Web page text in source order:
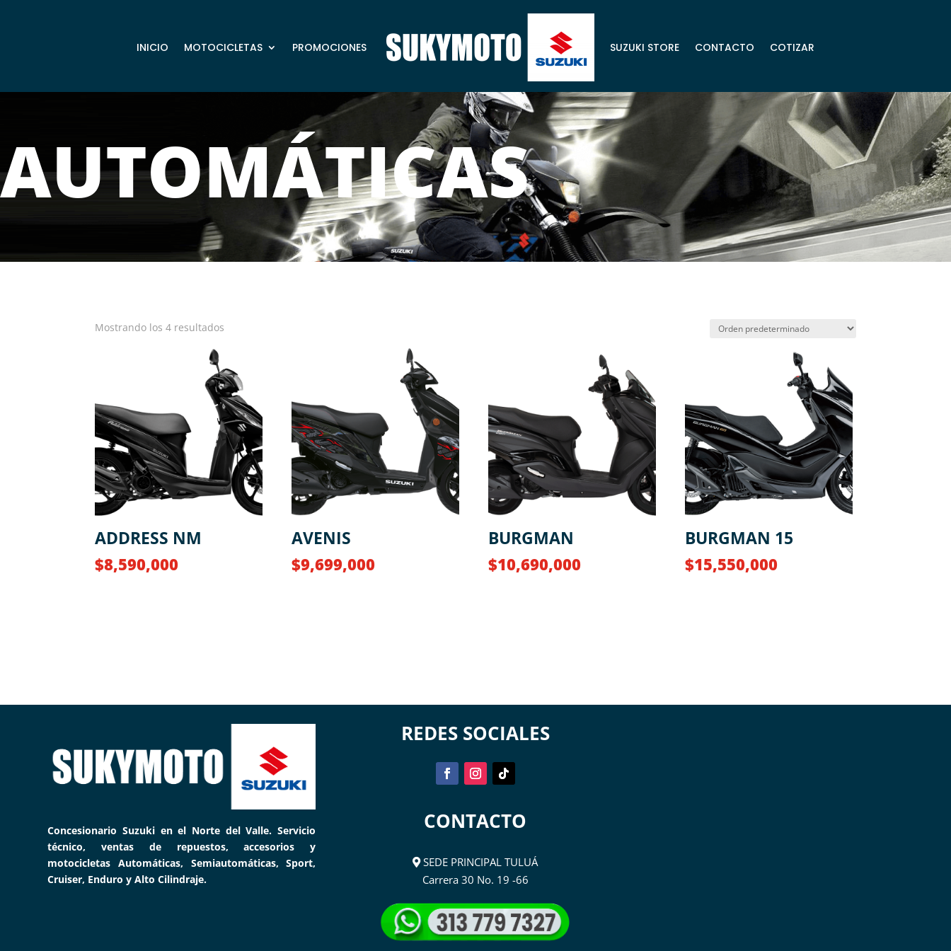
INICIO MOTOCICLETAS PROMOCIONES SUZUKI STORE CONTACTO COTIZAR
AUTOMÁTICAS
Mostrando los 4 resultados
ADDRESS NM
$8,590,000
AVENIS
$9,699,000
BURGMAN
$10,690,000
BURGMAN 15
$15,550,000
Concesionario Suzuki en el Norte del Valle. Servicio
técnico, ventas de repuestos, accesorios y
motocicletas Automáticas, Semiautomáticas, Sport,
Cruiser, Enduro y Alto Cilindraje.
REDES SOCIALES
CONTACTO
SEDE PRINCIPAL TULUÁ
Carrera 30 No. 19 -66